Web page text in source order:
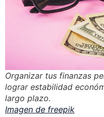
Organizar tus finanzas
lograr estabilidad
largo plazo.
Imagen de freepik